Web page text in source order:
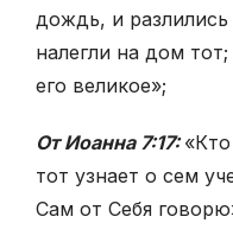
дождь, и
налегли на дом
его великое»;
От Иоанна 7:17:
тот узнает о сем
Сам от Себя